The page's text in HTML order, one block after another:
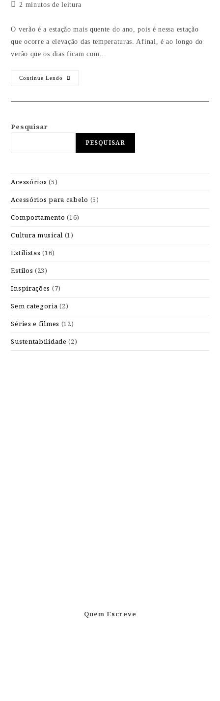
2 minutos de leitura
O verão é a estação mais quente do ano, pois é nessa estação
que ocorre a elevação das temperaturas. Afinal, é ao longo do
verão que os dias ficam com…
Continue Lendo
Pesquisar
PESQUISAR
Acessórios (5)
Acessórios para cabelo (5)
Comportamento (16)
Cultura musical (1)
Estilistas (16)
Estilos (23)
Inspirações (7)
Sem categoria (2)
Séries e filmes (12)
Sustentabilidade (2)
Quem Escreve